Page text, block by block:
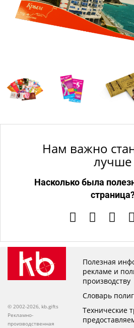
Нам важно
лучше
Насколько была
© 2002-2026, kb.gifts
Рекламно-
производственная
Полезная
рекламе и
производству
Словарь
Технические